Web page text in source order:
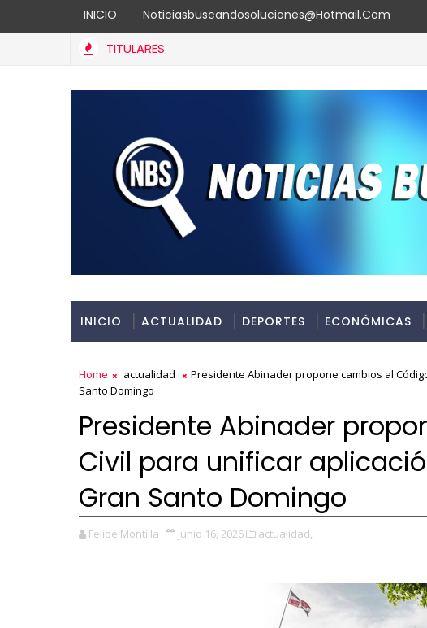
INICIO Noticiasbuscandosoluciones@hotmail.com
TITULARES
INICIO ACTUALIDAD DEPORTES ECONÓMICAS
Home actualidad
Presidente Abinader propone cambios al
Santo Domingo
Presidente Abinader
Civil para unificar
Gran Santo Domingo
Felipe Montilla junio 16, 2026 actualidad,